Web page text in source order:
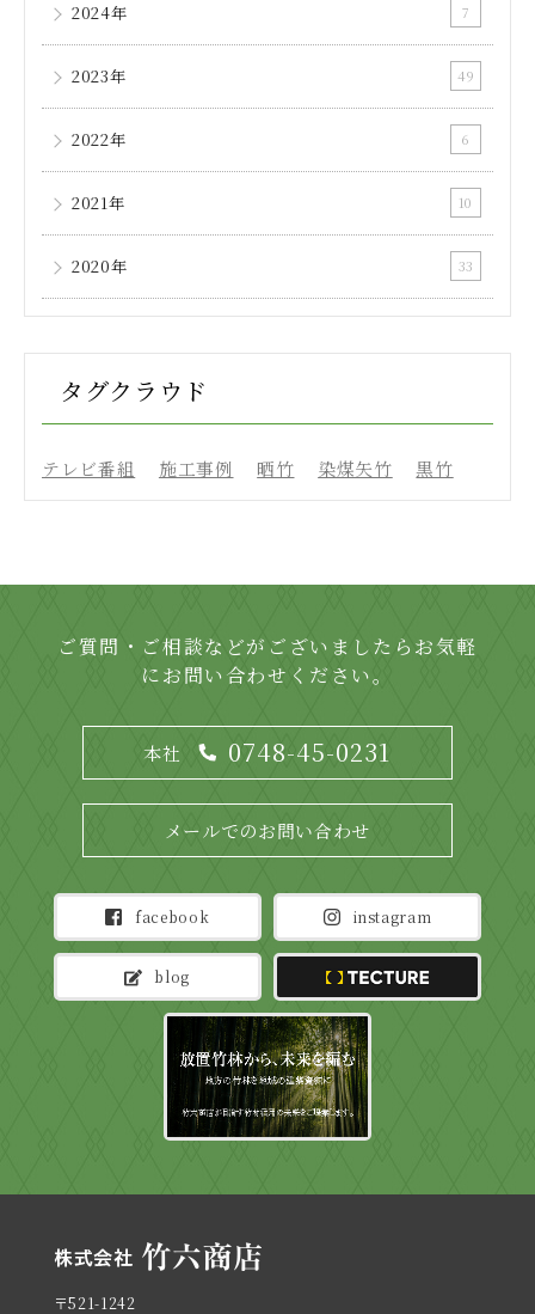
2024年 7
2023年 49
2022年 6
2021年 10
2020年 33
タグクラウド
テレビ番組 施工事例 晒竹 染煤矢竹 黒竹
ご質問・ご相談などがございましたらお気軽
にお問い合わせください。
本社 0748-45-0231
メールでのお問い合わせ
facebook instagram
blog TECTURE
〒521-1242